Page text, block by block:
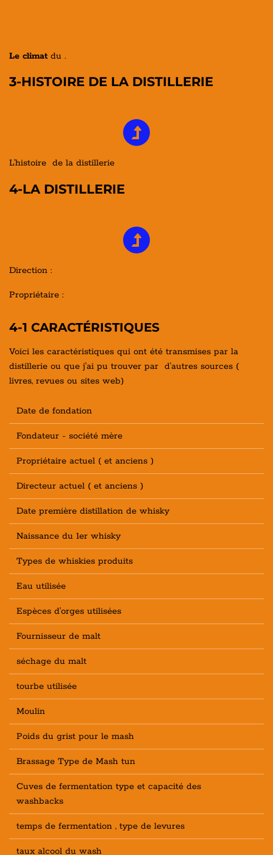
Le climat du .
3-HISTOIRE DE LA DISTILLERIE
L’histoire de la distillerie
4-LA DISTILLERIE
Direction :
Propriétaire :
4-1 CARACTÉRISTIQUES
Voici les caractéristiques qui ont été transmises par la
distillerie ou que j'ai pu trouver par d'autres sources (
livres, revues ou sites web)
Date de fondation
Fondateur - société mère
Propriétaire actuel ( et anciens )
Directeur actuel ( et anciens )
Date première distillation de whisky
Naissance du 1er whisky
Types de whiskies produits
Eau utilisée
Espèces d'orges utilisées
Fournisseur de malt
séchage du malt
tourbe utilisée
Moulin
Poids du grist pour le mash
Brassage Type de Mash tun
Cuves de fermentation type et capacité des
washbacks
temps de fermentation , type de levures
taux alcool du wash